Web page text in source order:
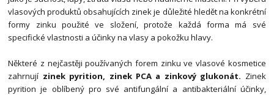
vlasových produktů obsahujících zinek je důležité hledět na konkrétní
formy zinku použité ve složení, protože každá forma má své
specifické vlastnosti a účinky na vlasy a pokožku hlavy.
Některé z nejčastěji používaných forem zinku ve vlasové kosmetice
zahrnují zinek pyrition, zinek PCA a zinkový glukonát. Zinek
pyrition je oblíbený pro své antifungální a antibakteriální účinky,